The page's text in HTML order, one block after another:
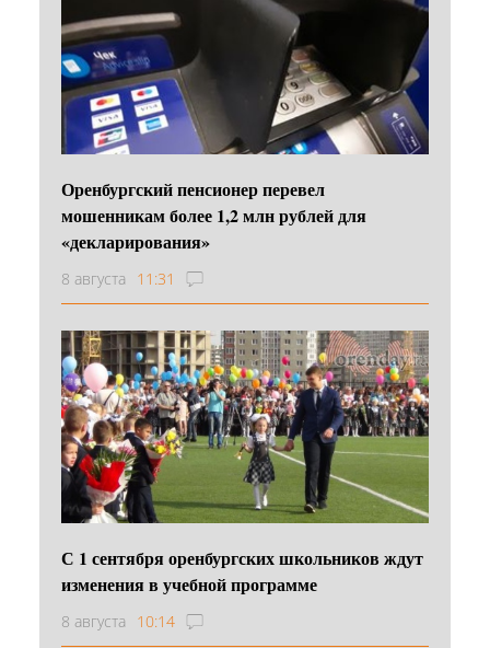
Оренбургский пенсионер перевел
мошенникам более 1,2 млн рублей для
«декларирования»
8 августа 11:31
С 1 сентября оренбургских школьников ждут
изменения в учебной программе
8 августа 10:14